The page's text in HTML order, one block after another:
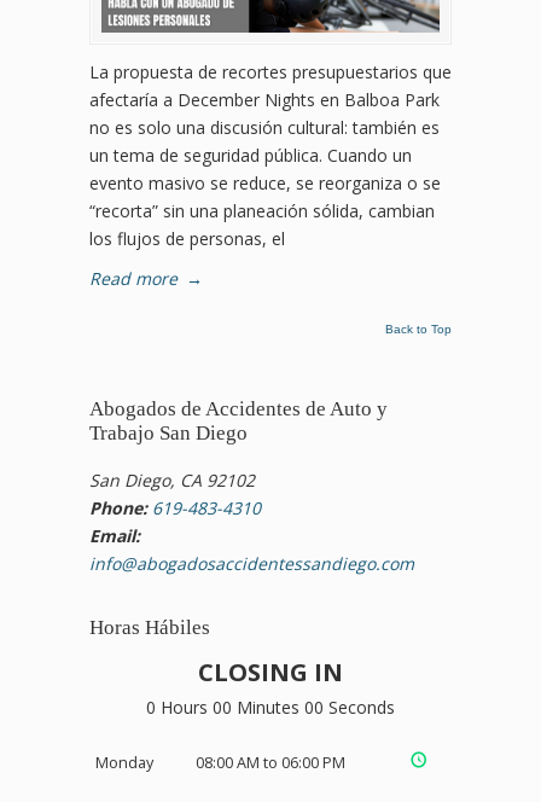
La propuesta de recortes presupuestarios que
afectaría a December Nights en Balboa Park
no es solo una discusión cultural: también es
un tema de seguridad pública. Cuando un
evento masivo se reduce, se reorganiza o se
“recorta” sin una planeación sólida, cambian
los flujos de personas, el
Read more →
Back to Top
Abogados de Accidentes de Auto y
Trabajo San Diego
San Diego, CA 92102
Phone: 619-483-4310
Email:
info@abogadosaccidentessandiego.com
Horas Hábiles
CLOSING IN
0 Hours 00 Minutes 00 Seconds
Monday 08:00 AM to 06:00 PM